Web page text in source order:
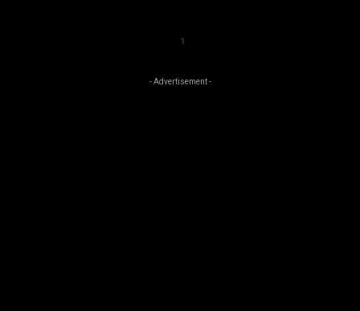
1
- Advertisement -